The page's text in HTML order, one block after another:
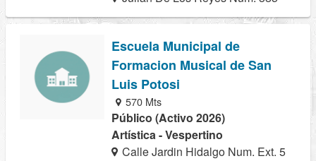
Escuela Municipal de
Formacion Musical de San
Luis Potosi
570 Mts
Público (Activo 2026)
Artística - Vespertino
Calle Jardin Hidalgo Num. Ext. 5